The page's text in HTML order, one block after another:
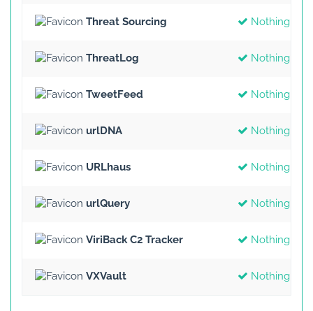
Threat Sourcing Nothing
ThreatLog Nothing
TweetFeed Nothing
urlDNA Nothing
URLhaus Nothing
urlQuery Nothing
ViriBack C2 Tracker Nothing
VXVault Nothing